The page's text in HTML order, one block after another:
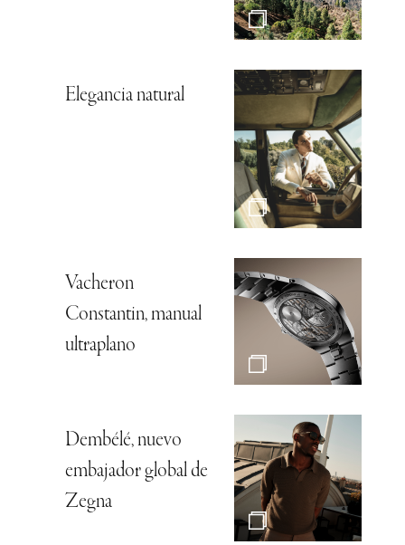
Elegancia natural
Vacheron
Constantin, manual
ultraplano
Dembélé, nuevo
embajador global de
Zegna